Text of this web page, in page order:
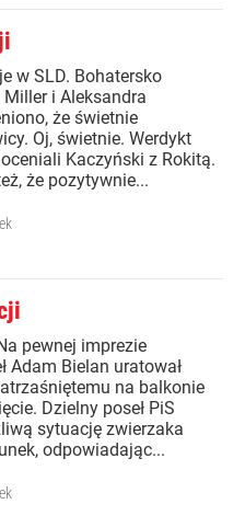
w SLD. Bohatersko
i Aleksandra
że świetnie
Oj, świetnie. Werdykt
Kaczyński z Rokitą.
że pozytywnie...
pewnej imprezie
Adam Bielan uratował
na balkonie
Dzielny poseł PiS
sytuację zwierzaka
odpowiadając...